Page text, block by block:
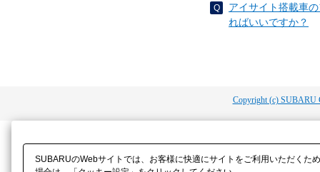
アイサイト搭載車
ればいいですか？
Copyright (c) SUBARU
SUBARUのWebサイトでは、お客様に快適にサイトをご利用いただく